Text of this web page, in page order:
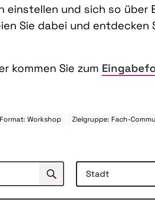
einstellen und sich so über
Sie dabei und entdecken
kommen Sie zum
Format: Workshop
Zielgruppe: Fach-
Suchen Stadt